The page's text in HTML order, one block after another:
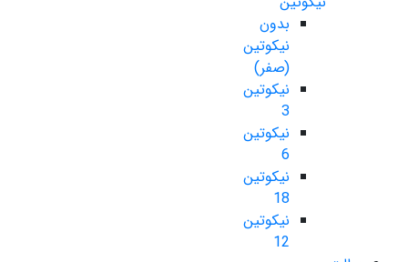
بدون
نیکوتین
(صفر)
نیکوتین
3
نیکوتین
6
نیکوتین
18
نیکوتین
12